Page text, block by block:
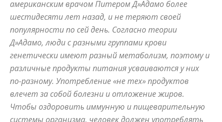
эффективные
американским врачом Питером Д»Адамо более
шестидесяти лет назад, и не теряют своей
популярности по сей день. Согласно теории
Д»Адамо, люди с разными группами крови
генетически имеют разный метаболизм, поэтому и
различные продукты питания усваиваются у них
по-разному. Употребление «не тех» продуктов
влечет за собой болезни и отложение жиров.
Чтобы оздоровить иммунную и пищеварительную
системы организма, человек должен употреблять